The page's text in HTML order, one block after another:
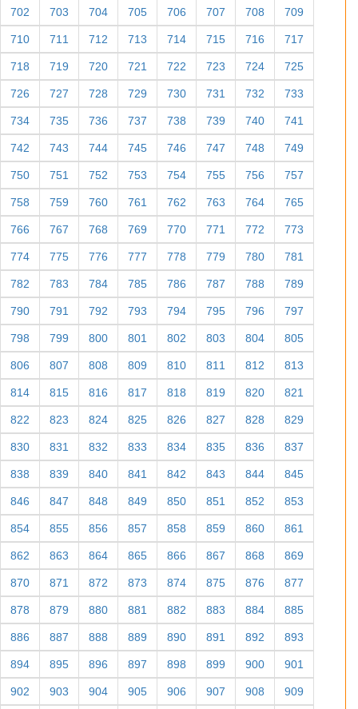
702 703 704 705 706 707 708 709
710 711 712 713 714 715 716 717
718 719 720 721 722 723 724 725
726 727 728 729 730 731 732 733
734 735 736 737 738 739 740 741
742 743 744 745 746 747 748 749
750 751 752 753 754 755 756 757
758 759 760 761 762 763 764 765
766 767 768 769 770 771 772 773
774 775 776 777 778 779 780 781
782 783 784 785 786 787 788 789
790 791 792 793 794 795 796 797
798 799 800 801 802 803 804 805
806 807 808 809 810 811 812 813
814 815 816 817 818 819 820 821
822 823 824 825 826 827 828 829
830 831 832 833 834 835 836 837
838 839 840 841 842 843 844 845
846 847 848 849 850 851 852 853
854 855 856 857 858 859 860 861
862 863 864 865 866 867 868 869
870 871 872 873 874 875 876 877
878 879 880 881 882 883 884 885
886 887 888 889 890 891 892 893
894 895 896 897 898 899 900 901
902 903 904 905 906 907 908 909